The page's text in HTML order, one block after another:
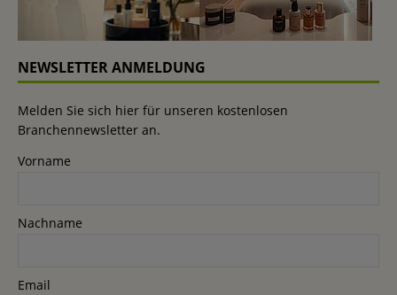
NEWSLETTER ANMELDUNG
Melden Sie sich hier für unseren kostenlosen
Branchennewsletter an.
Vorname
Nachname
Email